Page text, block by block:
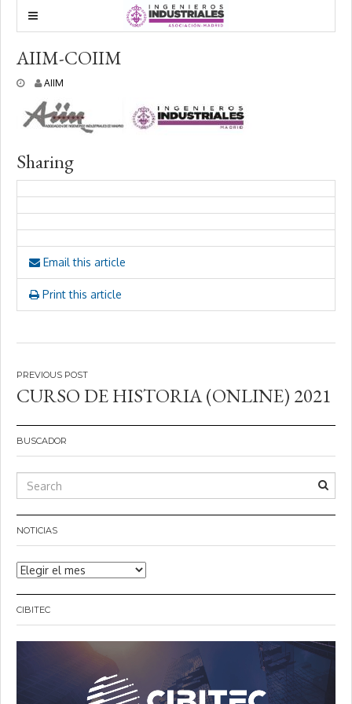
AIIM-COIIM
m
a
o
2
1
AIIM
Sharing
Email this article
Print this article
Navegación
de
entradas
CURSO DE HISTORIA (ONLINE) 2021
BUSCADOR
NOTICIAS
Noticias
CIBITEC